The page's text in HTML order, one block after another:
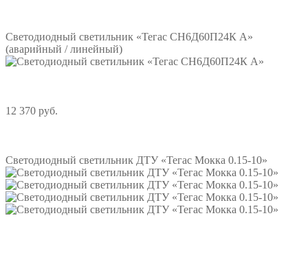
Светодиодный светильник «Тегас СН6Д60П24К А»
(аварийный / линейный)
12 370 руб.
Светодиодный светильник ДТУ «Тегас Мокка 0.15-10»